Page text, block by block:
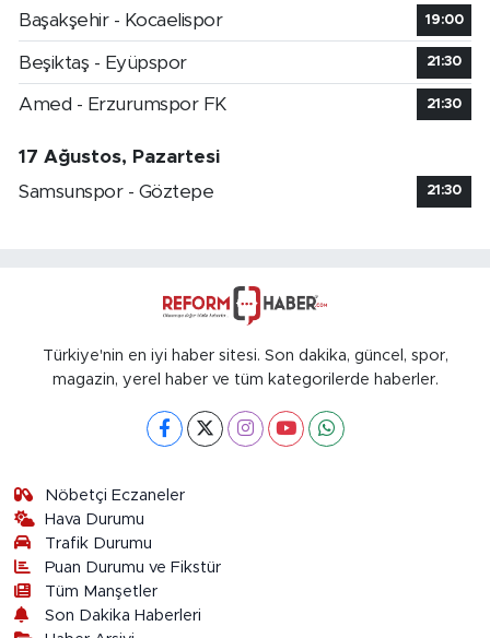
Başakşehir - Kocaelispor
19:00
Beşiktaş - Eyüpspor 21:30
Amed - Erzurumspor FK 21:30
17 Ağustos, Pazartesi
Samsunspor - Göztepe
21:30
Türkiye'nin en iyi haber sitesi. Son dakika, güncel, spor,
magazin, yerel haber ve tüm kategorilerde haberler.
Nöbetçi Eczaneler
Hava Durumu
Trafik Durumu
Puan Durumu ve Fikstür
Tüm Manşetler
Son Dakika Haberleri